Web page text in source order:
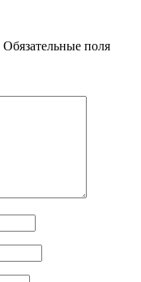
Обязательные поля